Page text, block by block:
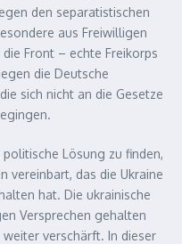
den separatistischen
aus Freiwilligen
Front – echte Freikorps
die Deutsche
sich nicht an die Gesetze
Lösung zu finden,
vereinbart, das die Ukraine
hat. Die ukrainische
Versprechen gehalten
verschärft. In dieser